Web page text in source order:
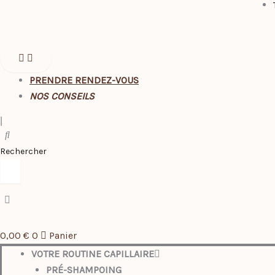
PRENDRE RENDEZ-VOUS
NOS CONSEILS
Rechercher
0,00 € 0
Panier
VOTRE ROUTINE CAPILLAIRE
PRÉ-SHAMPOING